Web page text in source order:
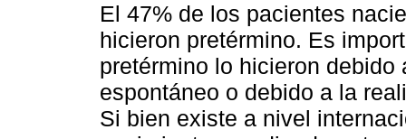
El 47% de los pacientes
hicieron pretérmino. Es
pretérmino lo hicieron
espontáneo o debido a la
Si bien existe a nivel